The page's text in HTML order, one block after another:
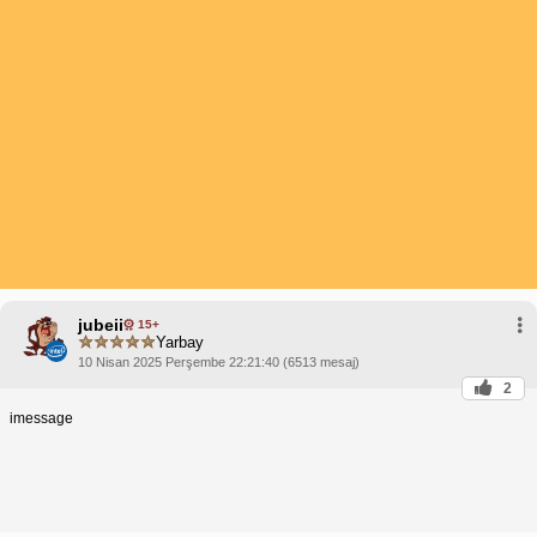
jubeii 15+
Yarbay
10 Nisan 2025 Perşembe 22:21:40 (6513 mesaj)
2
imessage